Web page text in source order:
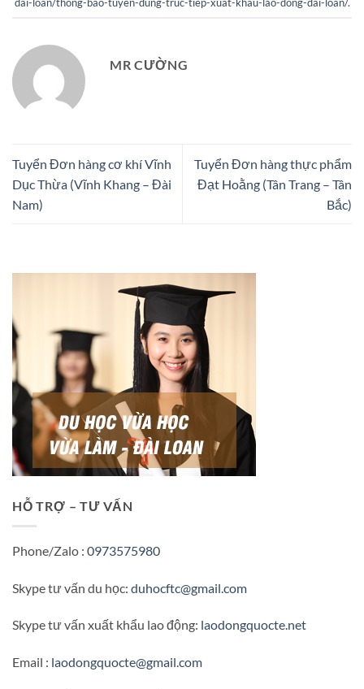
dai-loan/thong-bao-tuyen-dung-truc-tiep-xuat-khau-lao-dong-dai-loan/.
MR CƯỜNG
Tuyển Đơn hàng cơ khí Vĩnh
Dục Thừa (Vĩnh Khang – Đài
Nam)
Tuyển Đơn hàng thực phẩm
Đạt Hoằng (Tân Trang – Tân
Bắc)
HỖ TRỢ – TƯ VẤN
Phone/Zalo : 0973575980
Skype tư vấn du học: duhocftc@gmail.com
Skype tư vấn xuất khẩu lao động: laodongquocte.net
Email : laodongquocte@gmail.com